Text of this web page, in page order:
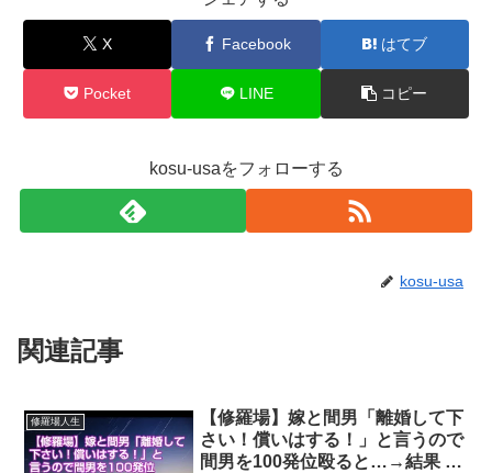
X Facebook はてブ
Pocket LINE コピー
kosu-usaをフォローする
kosu-usa
関連記事
修羅場人生
【修羅場】嫁と間男「離婚して下
さい！償いはする！」と言うので
間男を100発位殴ると…→結果 嫁